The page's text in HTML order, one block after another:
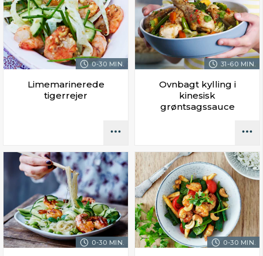
0-30 MIN.
Limemarinerede
tigerrejer
31-60 MIN.
Ovnbagt kylling i
kinesisk
grøntsagssauce
0-30 MIN. 0-30 MIN.